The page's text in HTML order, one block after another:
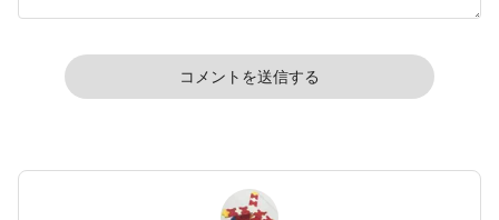
コメントを送信する